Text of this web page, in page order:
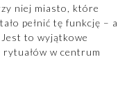
niej miasto, które
pełnić tę funkcję – a
to wyjątkowe
rytuałów w centrum